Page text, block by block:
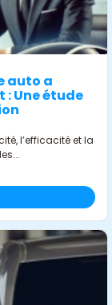
auto a
Une étude
l’efficacité et la